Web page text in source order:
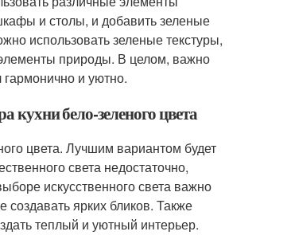
и столы, и добавить зеленые
использовать зеленые текстуры,
природы. В целом, важно
и уютно.
кухни бело-зеленого цвета
цвета. Лучшим вариантом будет
света недостаточно,
искусственного света важно
ярких бликов. Также
теплый и уютный интерьер.